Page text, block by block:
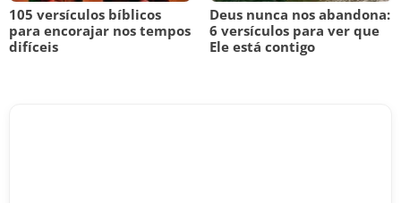
105 versículos bíblicos
para encorajar nos tempos
difíceis
Deus nunca nos abandona:
6 versículos para ver que
Ele está contigo